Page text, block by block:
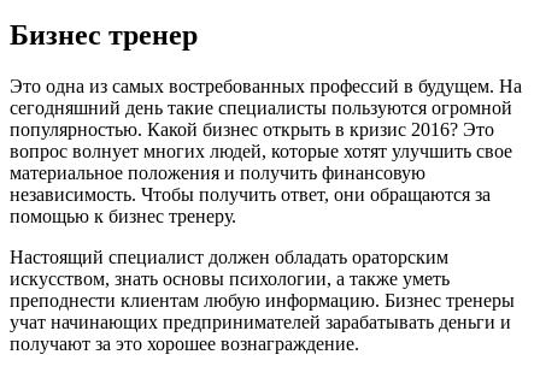
Бизнес тренер
Это одна из самых востребованных профессий в будущем. На
сегодняшний день такие специалисты пользуются огромной
популярностью. Какой бизнес открыть в кризис 2016? Это
вопрос волнует многих людей, которые хотят улучшить свое
материальное положения и получить финансовую
независимость. Чтобы получить ответ, они обращаются за
помощью к бизнес тренеру.
Настоящий специалист должен обладать ораторским
искусством, знать основы психологии, а также уметь
преподнести клиентам любую информацию. Бизнес тренеры
учат начинающих предпринимателей зарабатывать деньги и
получают за это хорошее вознаграждение.